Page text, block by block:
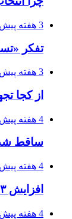
3 هفته پیش
تفکر
3 هفته پیش
از کجا
4 هفته پیش
ساقط شدن ۴۸۳۰ پهپاد اوکراینی با آتش
4 هفته پیش
افزایش ۳ تا ۴ درجه‌ای دما در ایلام تا اواخر هفته
4 هفته پیش